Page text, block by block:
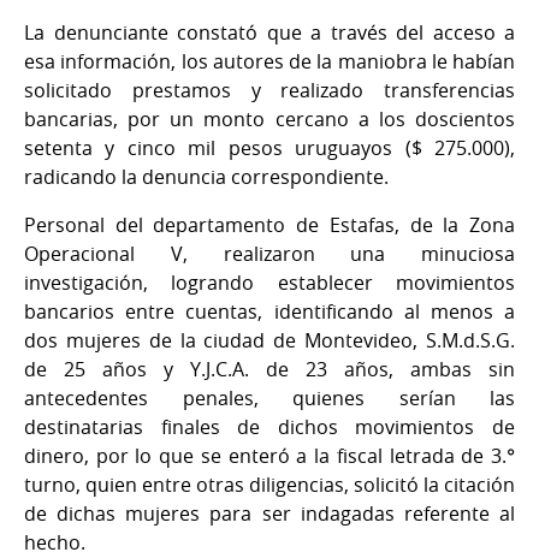
La denunciante constató que a través del acceso a
esa información, los autores de la maniobra le habían
solicitado prestamos y realizado transferencias
bancarias, por un monto cercano a los doscientos
setenta y cinco mil pesos uruguayos ($ 275.000),
radicando la denuncia correspondiente.
Personal del departamento de Estafas, de la Zona
Operacional V, realizaron una minuciosa
investigación, logrando establecer movimientos
bancarios entre cuentas, identificando al menos a
dos mujeres de la ciudad de Montevideo, S.M.d.S.G.
de 25 años y Y.J.C.A. de 23 años, ambas sin
antecedentes penales, quienes serían las
destinatarias finales de dichos movimientos de
dinero, por lo que se enteró a la fiscal letrada de 3.°
turno, quien entre otras diligencias, solicitó la citación
de dichas mujeres para ser indagadas referente al
hecho.